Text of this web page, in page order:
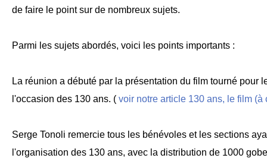
de faire le point sur de nombreux sujets.
Parmi les sujets abordés, voici les points importants :
La réunion a débuté par la présentation du film tourné pour
l'occasion des 130 ans. ( voir notre article 130 ans, le film (à
Serge Tonoli remercie tous les bénévoles et les sections
l'organisation des 130 ans, avec la distribution de 1000